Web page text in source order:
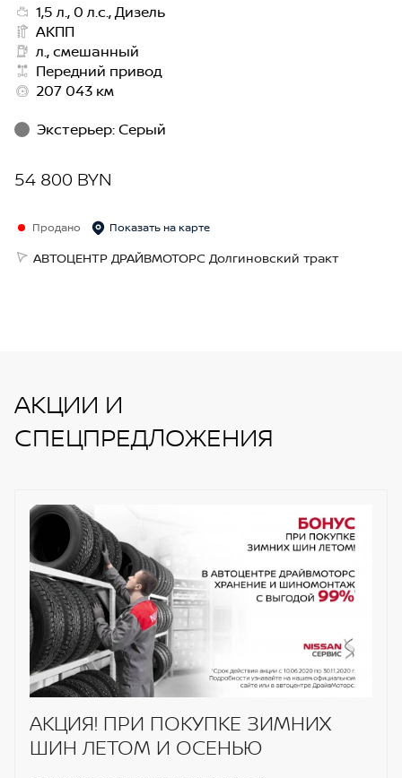
1,5 л., 0 л.с., Дизель
АКПП
л., смешанный
Передний привод
207 043 км
Экстерьер:Серый
54 800 BYN
Продано Показать на карте
АВТОЦЕНТР ДРАЙВМОТОРС Долгиновский тракт
АКЦИИ И
СПЕЦПРЕДЛОЖЕНИЯ
АКЦИЯ! ПРИ ПОКУПКЕ ЗИМНИХ
ШИН ЛЕТОМ И ОСЕНЬЮ